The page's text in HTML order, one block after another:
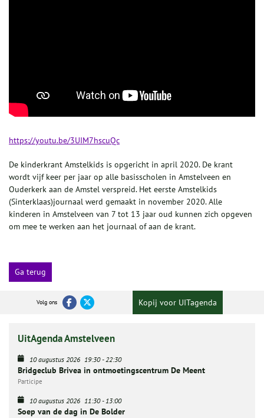
https://youtu.be/3UIM7hscuQc
De kinderkrant Amstelkids is opgericht in april 2020. De krant
wordt vijf keer per jaar op alle basisscholen in Amstelveen en
Ouderkerk aan de Amstel verspreid. Het eerste Amstelkids
(Sinterklaas)journaal werd gemaakt in november 2020. Alle
kinderen in Amstelveen van 7 tot 13 jaar oud kunnen zich opgeven
om mee te werken aan het journaal of aan de krant.
Ga terug
Volg ons Kopij voor UITagenda
UitAgenda Amstelveen
10 augustus 2026 19:30-22:30
Bridgeclub Brivea in ontmoetingscentrum De Meent
Participe
10 augustus 2026 11:30-13:00
Soep van de dag in De Bolder